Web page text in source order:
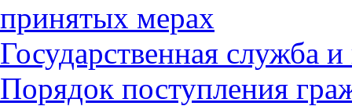
принятых мерах
Государственная служба
Порядок поступления